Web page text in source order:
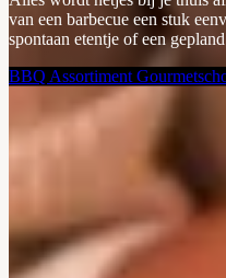
van een barbecue een stuk
spontaan etentje of een
BBQ Assortiment